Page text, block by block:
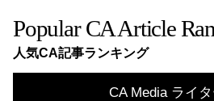
Popular CA Article
人気CA記事ランキング
CA Media ライ